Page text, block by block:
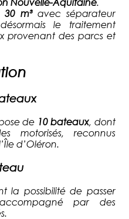
30 m³avec séparateur
le traitement
provenant des parcs et
de 10 bateaux, dont
motorisés, reconnus
d’Oléron.
la possibilité de passer
par des